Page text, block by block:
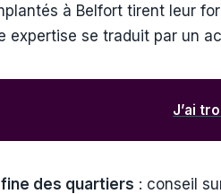
à Belfort tirent leur
expertise se traduit par un
J’ai
des quartiers : conseil